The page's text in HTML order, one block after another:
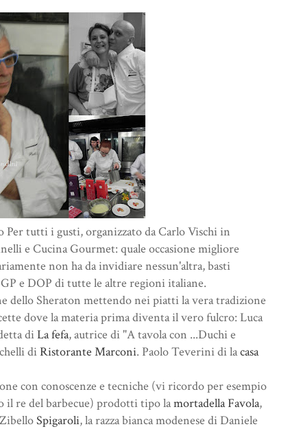
Per tutti i gusti, organizzato da Carlo Vischi in
e Cucina Gourmet: quale occasione migliore
non ha da invidiare nessun'altra, basti
e DOP di tutte le altre regioni italiane.
dello Sheraton mettendo nei piatti la vera tradizione
dove la materia prima diventa il vero fulcro: Luca
diLa fefa, autrice di "A tavola con ...Duchi e
diRistorante Marconi. Paolo Teverini di lacasa
con conoscenze e tecniche (vi ricordo per esempio
re del barbecue) prodotti tipo lamortadella Favola,
Spigaroli, la razza bianca modenese di Daniele